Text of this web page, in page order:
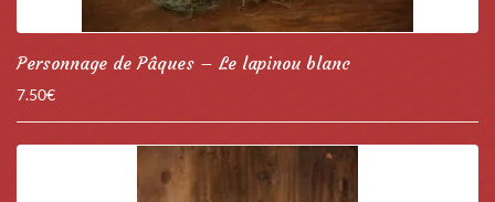
Personnage de Pâques – Le lapinou blanc
7.50€